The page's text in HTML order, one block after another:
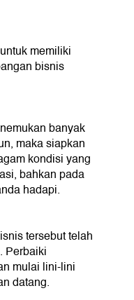
memiliki
bisnis
banyak
maka siapkan
kondisi yang
bahkan pada
hadapi.
tersebut telah
Perbaiki
mulai lini-lini
datang.